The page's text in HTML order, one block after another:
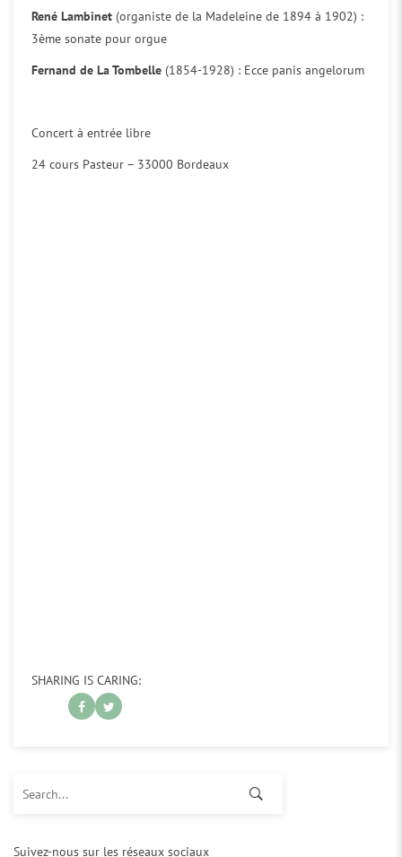
René Lambinet (organiste de la Madeleine de 1894 à 1902) :
3ème sonate pour orgue
Fernand de La Tombelle (1854-1928) : Ecce panis angelorum
Concert à entrée libre
24 cours Pasteur – 33000 Bordeaux
SHARING IS CARING:
Suivez-nous sur les réseaux sociaux